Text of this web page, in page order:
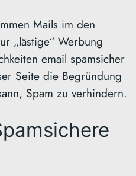
Mails im den
„lästige“ Werbung
email spamsicher
Seite die Begründung
Spam zu verhindern.